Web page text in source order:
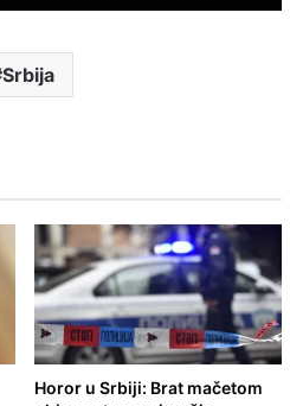
Srbija
Horor u Srbiji: Brat mačetom